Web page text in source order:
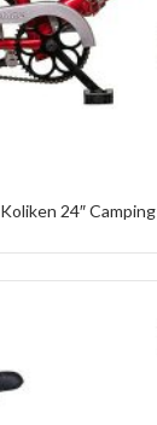
Koliken 24″ Camping